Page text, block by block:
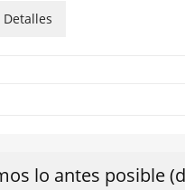
Detalles
lo antes posible